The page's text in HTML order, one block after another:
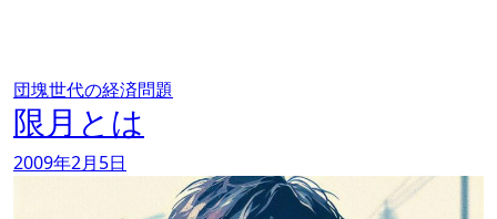
団塊世代の経済問題
限月とは
2009年2月5日